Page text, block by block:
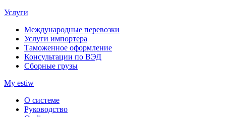
Услуги
Международные перевозки
Услуги импортера
Таможенное оформление
Консультации по ВЭД
Сборные грузы
My estiw
О системе
Руководство